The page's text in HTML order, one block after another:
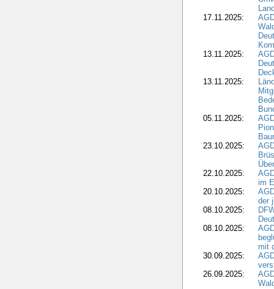
17.11.2025:
13.11.2025:
13.11.2025:
05.11.2025:
23.10.2025:
22.10.2025:
im
20.10.2025:
der
08.10.2025:
08.10.2025:
mit
30.09.2025:
26.09.2025: